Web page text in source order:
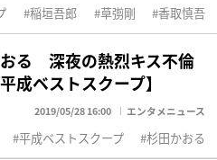
稲垣吾郎 草彅剛 香取慎吾
る 深夜の熱烈キス不倫
成ベストスクープ】
2019/05/28 16:00 エンタメニュース
平成ベストスクープ 杉田かおる